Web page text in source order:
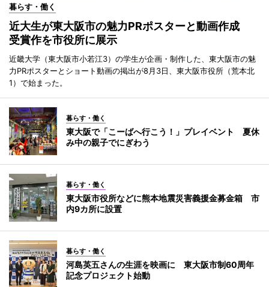
暮らす・働く
近大生が東大阪市の魅力PRポスターと動画作成
受賞作を市役所に展示
近畿大学（東大阪市小若江3）の学生が企画・制作した、東大阪市の魅
力PRポスターとショート動画の掲出が8月3日、東大阪市役所（荒本北
1）で始まった。
暮らす・働く
東大阪で「こーばへ行こう！」プレイベント 夏休
み中の親子でにぎわう
暮らす・働く
東大阪市役所などに熊本地震災害義援金募金箱 市
内9カ所に設置
暮らす・働く
河島英五さんの生涯を映画に 東大阪市制60周年
記念プロジェクト始動